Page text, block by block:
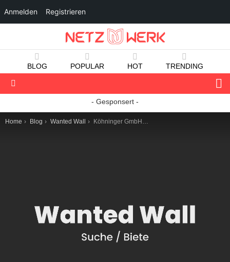
BLOG POPULAR HOT TRENDING
- Gesponsert -
You are here:
Home Blog Wanted Wall Köhninger GmbH – Transformation & Organisationsentwicklung
Anmelden Registrieren